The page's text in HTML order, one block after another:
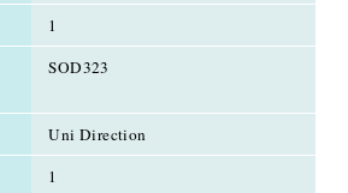
1
SOD323
Uni Direction
1